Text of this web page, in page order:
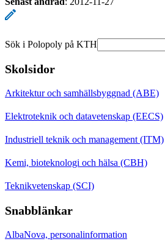
Sök i Polopoly på KTH
Skolsidor
Arkitektur och samhällsbyggnad (ABE)
Elektroteknik och datavetenskap (EECS)
Industriell teknik och management (ITM)
Kemi, bioteknologi och hälsa (CBH)
Teknikvetenskap (SCI)
Snabblänkar
AlbaNova, personalinformation